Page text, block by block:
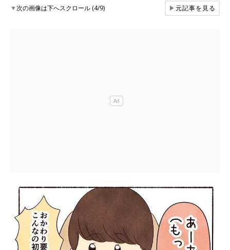
▼次の画像は下へスクロール (4/9) ▶元記事を見る